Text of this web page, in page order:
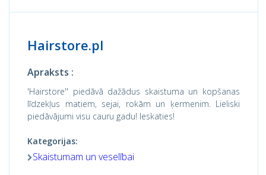
Hairstore.pl
Apraksts :
'Hairstore'' piedāvā dažādus skaistuma un kopšanas
līdzekļus matiem, sejai, rokām un ķermenim. Lieliski
piedāvājumi visu cauru gadu! Ieskaties!
Kategorijas:
Skaistumam un veselībai